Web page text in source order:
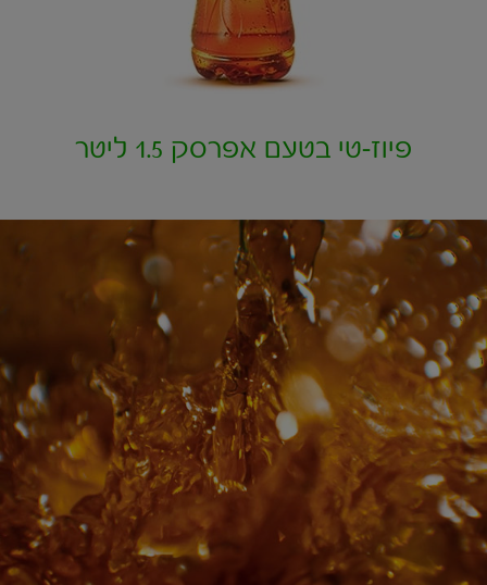
פיוז-טי בטעם אפרסק 1.5 ליטר